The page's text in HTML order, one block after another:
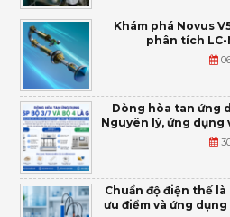
Khám phá Novus
phân tích LC-
Dòng hòa tan ứng
Nguyên lý, ứng dụng
Chuẩn độ điện thế
ưu điểm và ứng